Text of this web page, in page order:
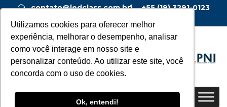
Utilizamos cookies para oferecer melhor
experiência, melhorar o desempenho, analisar
como você interage em nosso site e
personalizar conteúdo. Ao utilizar este site, você
concorda com o uso de cookies.
Ok, entendi!
contato@ledclass.com.br
+55 (19) 3291-0123